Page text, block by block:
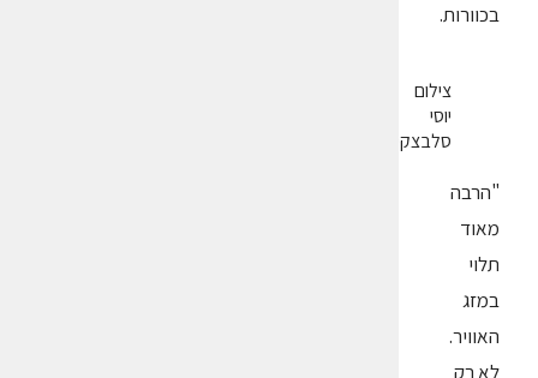
בכוורות.
צילום
יוסי
סלבצקי
"הרבה
מאוד
תלוי
במזג
האוויר.
לא רק